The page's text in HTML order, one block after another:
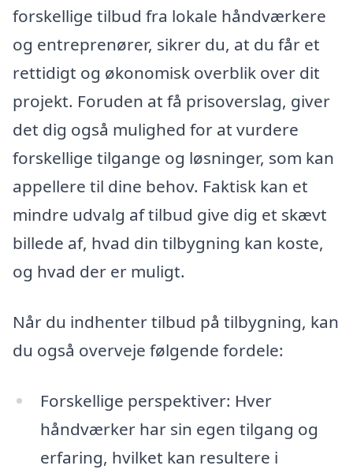
forskellige tilbud fra lokale håndværkere
og entreprenører, sikrer du, at du får et
rettidigt og økonomisk overblik over dit
projekt. Foruden at få prisoverslag, giver
det dig også mulighed for at vurdere
forskellige tilgange og løsninger, som kan
appellere til dine behov. Faktisk kan et
mindre udvalg af tilbud give dig et skævt
billede af, hvad din tilbygning kan koste,
og hvad der er muligt.
Når du indhenter tilbud på tilbygning, kan
du også overveje følgende fordele:
Forskellige perspektiver: Hver
håndværker har sin egen tilgang og
erfaring, hvilket kan resultere i